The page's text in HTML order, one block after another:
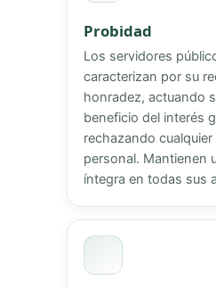
Probidad
Los servidores
caracterizan por su
honradez, actuando
beneficio del interés
rechazando
personal. Mantienen
íntegra en todas sus